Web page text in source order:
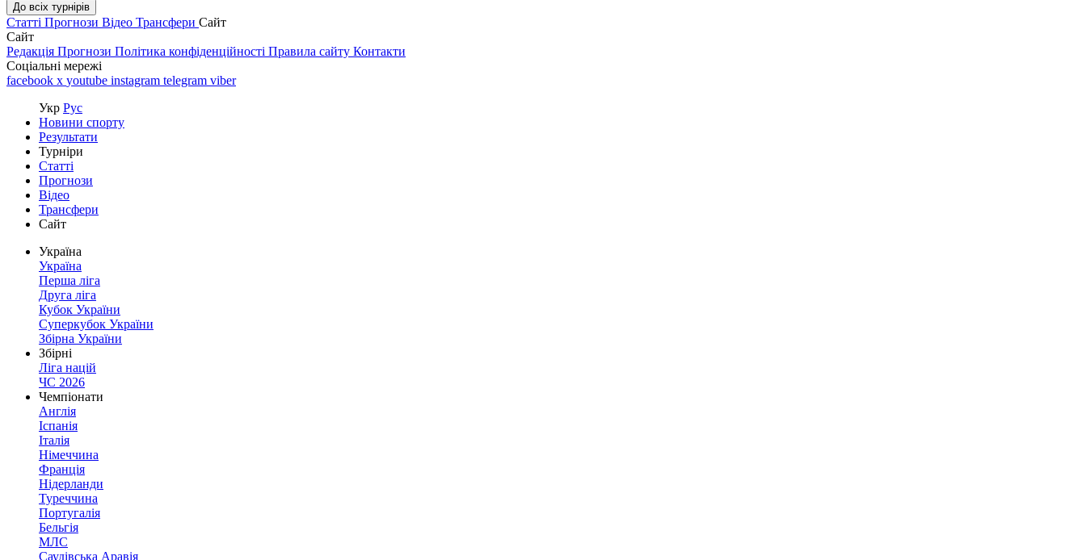
До всіх турнірів
Статті Прогнози Відео Трансфери Сайт
Сайт
Редакція Прогнози Політика конфіденційності Правила сайту Контакти
Соціальні мережі
facebook x youtube instagram telegram viber
Укр Рус
Новини спорту
Результати
Турніри
Статті
Прогнози
Відео
Трансфери
Сайт
Україна
Україна
Перша ліга
Друга ліга
Кубок України
Суперкубок України
Збірна України
Збірні
Ліга націй
ЧС 2026
Чемпіонати
Англія
Іспанія
Італія
Німеччина
Франція
Нідерланди
Туреччина
Португалія
Бельгія
МЛС
Саудівська Аравія